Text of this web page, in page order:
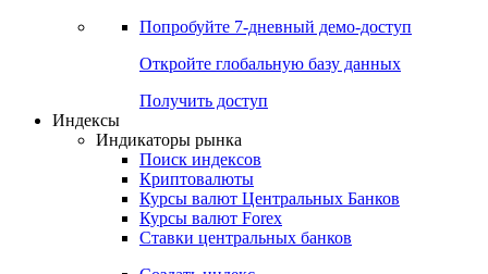
Попробуйте 7-дневный демо-доступ
Откройте глобальную базу данных
Получить доступ
Индексы
Индикаторы рынка
Поиск индексов
Криптовалюты
Курсы валют Центральных Банков
Курсы валют Forex
Ставки центральных банков